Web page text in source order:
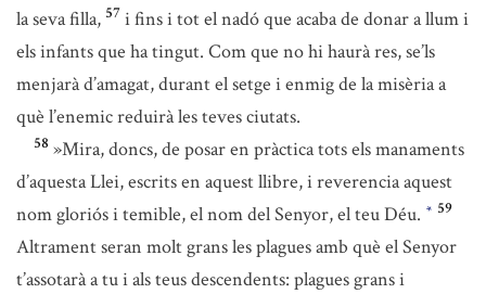
la seva filla, 57 i fins i tot el nadó que acaba de donar a llum i
els infants que ha tingut. Com que no hi haurà res, se’ls
menjarà d’amagat, durant el setge i enmig de la misèria a
què l’enemic reduirà les teves ciutats.
58 »Mira, doncs, de posar en pràctica tots els manaments
d’aquesta Llei, escrits en aquest llibre, i reverencia aquest
nom gloriós i temible, el nom del Senyor, el teu Déu. * 59
Altrament seran molt grans les plagues amb què el Senyor
t’assotarà a tu i als teus descendents: plagues grans i